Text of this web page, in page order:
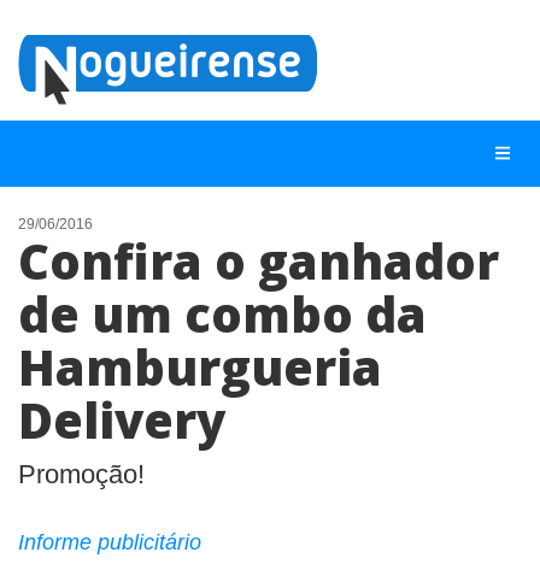
NOTÍCIAS
LISTA DIGITAL
TELEFONES ÚTEIS
QUEM SOMOS
CONTATO
ANUNCIE
29/06/2016
Confira o ganhador
de um combo da
Hamburgueria
Delivery
Promoção!
Informe publicitário